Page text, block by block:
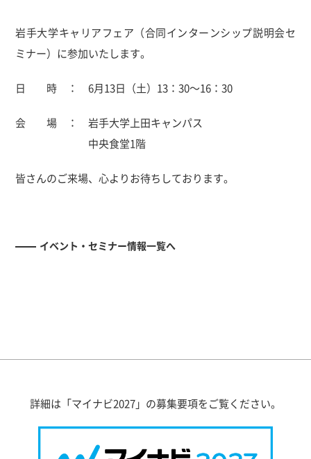
岩手大学キャリアフェア（合同インターンシップ説明会セ
ミナー）に参加いたします。
日 時 ： 6月13日（土）13：30～16：30
会 場 ： 岩手大学上田キャンパス
中央食堂1階
皆さんのご来場、心よりお待ちしております。
イベント・セミナー情報一覧へ
詳細は「マイナビ2027」の募集要項をご覧ください。